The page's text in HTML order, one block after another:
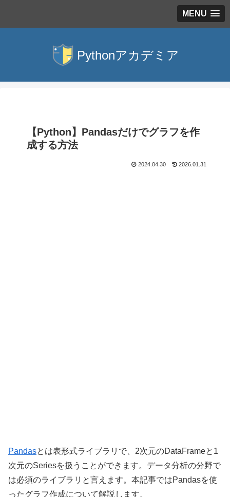
MENU
【Python】Pandasだけでグラフを作
成する方法
2024.04.30 2026.01.31
Pandasとは表形式ライブラリで、2次元のDataFrameと1
次元のSeriesを扱うことができます。データ分析の分野で
は必須のライブラリと言えます。本記事ではPandasを使
ったグラフ作成について解説します。